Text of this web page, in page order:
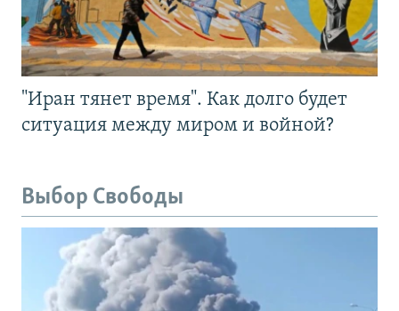
"Иран тянет время". Как долго будет
ситуация между миром и войной?
Выбор Свободы